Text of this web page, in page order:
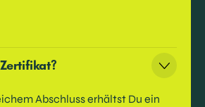
Abschluss erhältst Du ein